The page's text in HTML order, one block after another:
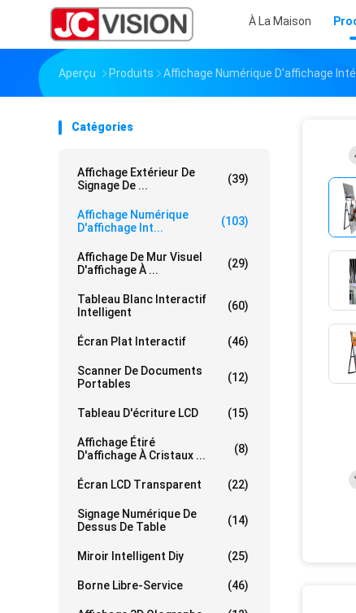
À La Maison
Aperçu Produits Affichage Numérique D'affichage
Catégories
Affichage Extérieur De
Signage De ...
(39)
Affichage Numérique
D'affichage Int...
(103)
Affichage De Mur Visuel
D'affichage À ...
(29)
Tableau Blanc Interactif
Intelligent
(60)
Écran Plat Interactif (46)
Scanner De Documents
Portables
(12)
Tableau D'écriture LCD (15)
Affichage Étiré
D'affichage À Cristaux ...
(8)
Écran LCD Transparent (22)
Signage Numérique De
Dessus De Table
(14)
Miroir Intelligent Diy (25)
Borne Libre-Service (46)